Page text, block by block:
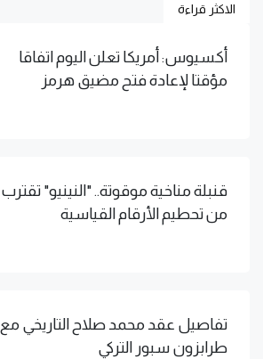
الاكثر قراءة
أكسيوس: أمريكا تعلن اليوم اتفاقا
مؤقتا لإعادة فتح مضيق هرمز
قنبلة مناخية موقوتة.. "النينيو" تقترب
من تحطيم الأرقام القياسية
تفاصيل عقد محمد صلاح التاريخي مع
طرابزون سبور التركي